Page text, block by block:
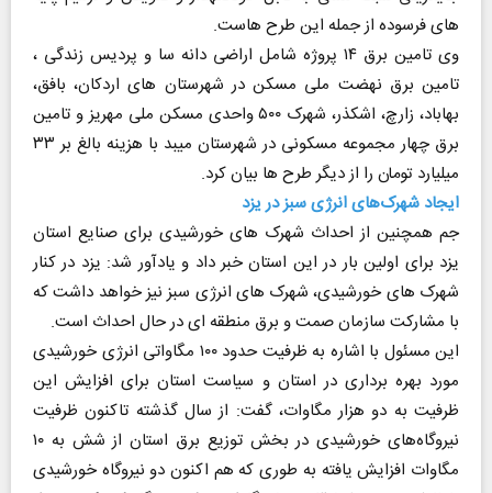
های فرسوده از جمله این طرح هاست.
وی تامین برق ۱۴ پروژه شامل اراضی دانه سا و پردیس زندگی ،
تامین برق نهضت ملی مسکن در شهرستان های اردکان، بافق،
بهاباد، زارچ، اشکذر، شهرک ۵۰۰ واحدی مسکن ملی مهریز و تامین
برق چهار مجموعه مسکونی در شهرستان میبد با هزینه بالغ بر ۳۳
میلیارد تومان را از دیگر طرح ها بیان کرد.
ایجاد شهرک‌های انرژی سبز در یزد
جم همچنین از احداث شهرک های خورشیدی برای صنایع استان
یزد برای اولین بار در این استان خبر داد و یادآور شد: یزد در کنار
شهرک های خورشیدی، شهرک های انرژی سبز نیز خواهد داشت که
با مشارکت سازمان صمت و برق منطقه ای در حال احداث است.
این مسئول با اشاره به ظرفیت حدود ۱۰۰ مگاواتی انرژی خورشیدی
مورد بهره برداری در استان و سیاست استان برای افزایش این
ظرفیت به دو هزار مگاوات، گفت: از سال گذشته تاکنون ظرفیت
نیروگاه‌های خورشیدی در بخش توزیع برق استان از شش به ۱۰
مگاوات افزایش یافته به طوری که هم اکنون دو نیروگاه خورشیدی